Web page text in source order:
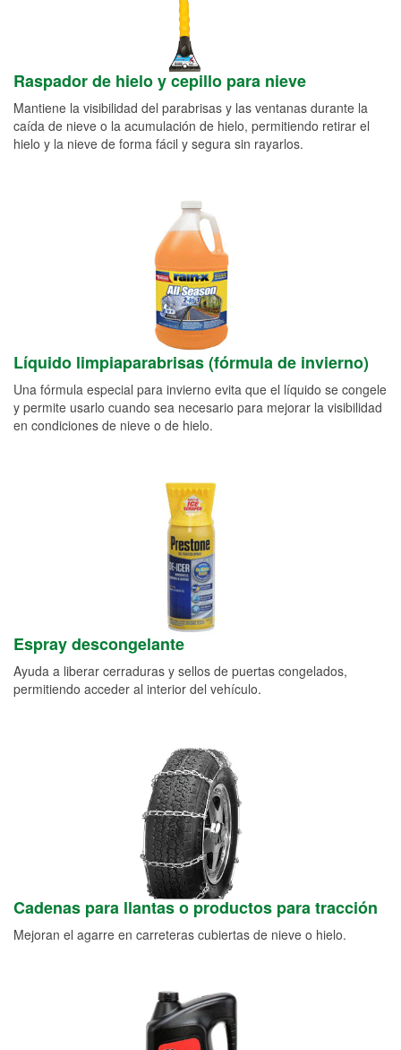
Raspador de hielo y cepillo para nieve
Mantiene la visibilidad del parabrisas y las ventanas durante la
caída de nieve o la acumulación de hielo, permitiendo retirar el
hielo y la nieve de forma fácil y segura sin rayarlos.
Líquido limpiaparabrisas (fórmula de invierno)
Una fórmula especial para invierno evita que el líquido se congele
y permite usarlo cuando sea necesario para mejorar la visibilidad
en condiciones de nieve o de hielo.
Espray descongelante
Ayuda a liberar cerraduras y sellos de puertas congelados,
permitiendo acceder al interior del vehículo.
Cadenas para llantas o productos para tracción
Mejoran el agarre en carreteras cubiertas de nieve o hielo.